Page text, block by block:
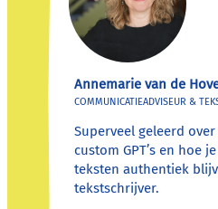
Annemarie van de
COMMUNICATIEADVISEUR &
Superveel geleerd
custom GPT’s en hoe
teksten authentiek
tekstschrijver.